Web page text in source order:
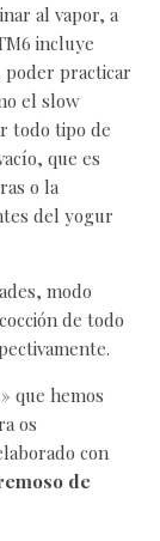
al vapor, a
incluye
poder practicar
el slow
todo tipo de
que es
o la
del yogur
modo
de todo
que hemos
os
con
de